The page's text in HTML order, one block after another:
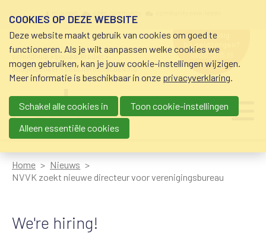
schuldhulp • sociaal krediet •
budgetbeheer • beschermingsbewind
hulp nodig
bij geldzorgen?
0800-8115.nl
Main navigation
Home
Nieuws
NVVK zoekt nieuwe directeur voor verenigingsbureau
We're hiring!
COOKIES OP DEZE WEBSITE
Deze website maakt gebruik van cookies om goed te
functioneren. Als je wilt aanpassen welke cookies we
mogen gebruiken, kan je jouw cookie-instellingen wijzigen.
Meer informatie is beschikbaar in onze privacyverklaring.
Schakel alle cookies in
Toon cookie-instellingen
Alleen essentiële cookies